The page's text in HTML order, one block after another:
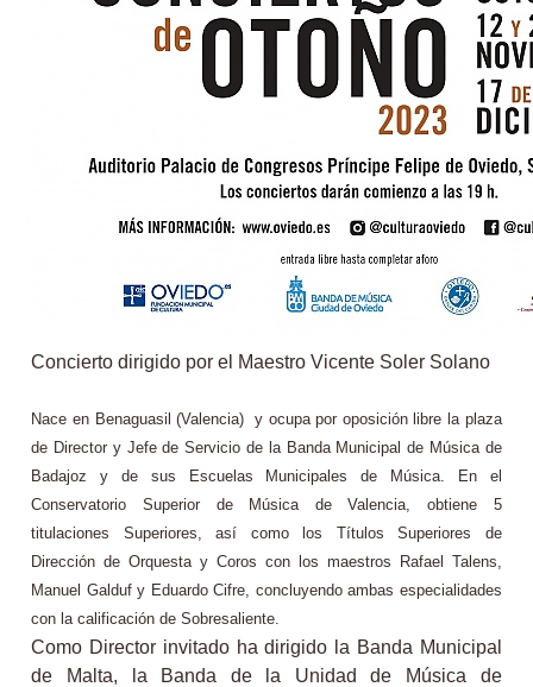
Concierto dirigido por el Maestro Vicente Soler Solano
Nace en Benaguasil (Valencia) y ocupa por oposición libre la plaza
de Director y Jefe de Servicio de la Banda Municipal de Música de
Badajoz y de sus Escuelas Municipales de Música. En el
Conservatorio Superior de Música de Valencia, obtiene 5
titulaciones Superiores, así como los Títulos Superiores de
Dirección de Orquesta y Coros con los maestros Rafael Talens,
Manuel Galduf y Eduardo Cifre, concluyendo ambas especialidades
con la calificación de Sobresaliente.
Como Director invitado ha dirigido la Banda Municipal
de Malta, la Banda de la Unidad de Música de